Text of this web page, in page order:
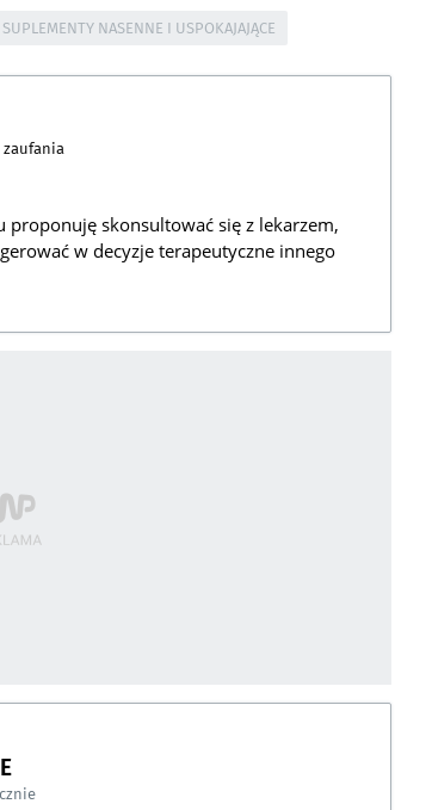
SUPLEMENTY NASENNE I USPOKAJAJĄCE
skonsultować się z lekarzem,
w decyzje terapeutyczne innego